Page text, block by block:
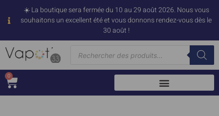
☀️ La boutique sera fermée du 10 au 29 août 2026. Nous vous
souhaitons un excellent été et vous donnons rendez-vous dès le
30 août !
0